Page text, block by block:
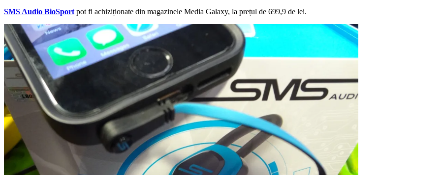
SMS Audio BioSport pot fi achiziționate din magazinele Media Galaxy, la prețul de 699,9 de lei.